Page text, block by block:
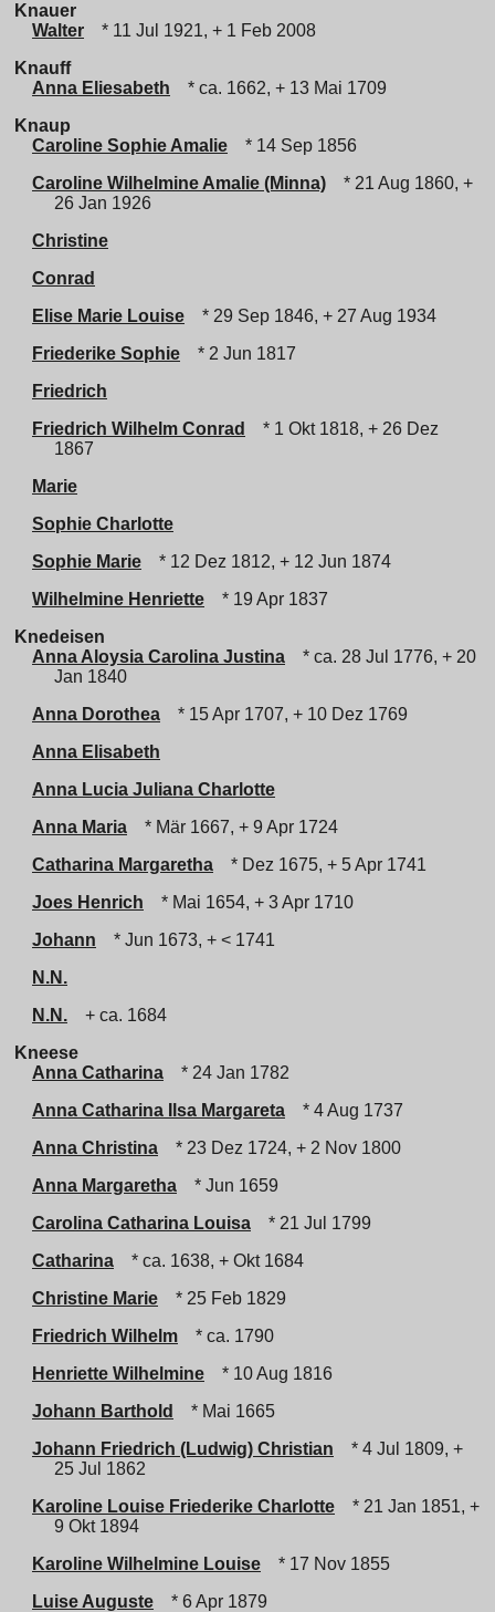
Knauer
Walter
* 11 Jul 1921, + 1 Feb 2008
Knauff
Anna Eliesabeth
* ca. 1662, + 13 Mai 1709
Knaup
Caroline Sophie Amalie
* 14 Sep 1856
Caroline Wilhelmine Amalie (Minna)
* 21 Aug 1860, +
26 Jan 1926
Christine
Conrad
Elise Marie Louise
* 29 Sep 1846, + 27 Aug 1934
Friederike Sophie
* 2 Jun 1817
Friedrich
Friedrich Wilhelm Conrad
* 1 Okt 1818, + 26 Dez
1867
Marie
Sophie Charlotte
Sophie Marie
* 12 Dez 1812, + 12 Jun 1874
Wilhelmine Henriette
* 19 Apr 1837
Knedeisen
Anna Aloysia Carolina Justina
* ca. 28 Jul 1776, + 20
Jan 1840
Anna Dorothea
* 15 Apr 1707, + 10 Dez 1769
Anna Elisabeth
Anna Lucia Juliana Charlotte
Anna Maria
* Mär 1667, + 9 Apr 1724
Catharina Margaretha
* Dez 1675, + 5 Apr 1741
Joes Henrich
* Mai 1654, + 3 Apr 1710
Johann
* Jun 1673, + < 1741
N.N.
N.N.
+ ca. 1684
Kneese
Anna Catharina
* 24 Jan 1782
Anna Catharina Ilsa Margareta
* 4 Aug 1737
Anna Christina
* 23 Dez 1724, + 2 Nov 1800
Anna Margaretha
* Jun 1659
Carolina Catharina Louisa
* 21 Jul 1799
Catharina
* ca. 1638, + Okt 1684
Christine Marie
* 25 Feb 1829
Friedrich Wilhelm
* ca. 1790
Henriette Wilhelmine
* 10 Aug 1816
Johann Barthold
* Mai 1665
Johann Friedrich (Ludwig) Christian
* 4 Jul 1809, +
25 Jul 1862
Karoline Louise Friederike Charlotte
* 21 Jan 1851, +
9 Okt 1894
Karoline Wilhelmine Louise
* 17 Nov 1855
Luise Auguste
* 6 Apr 1879